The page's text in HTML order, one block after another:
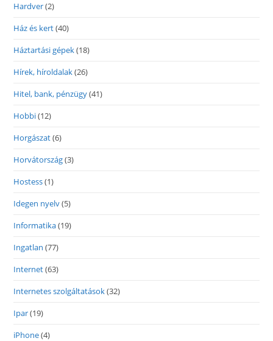
Hardver(2)
Ház és kert(40)
Háztartási gépek(18)
Hírek, híroldalak(26)
Hitel, bank, pénzügy(41)
Hobbi(12)
Horgászat(6)
Horvátország(3)
Hostess(1)
Idegen nyelv(5)
Informatika(19)
Ingatlan (77)
Internet(63)
Internetes szolgáltatások(32)
Ipar(19)
iPhone(4)